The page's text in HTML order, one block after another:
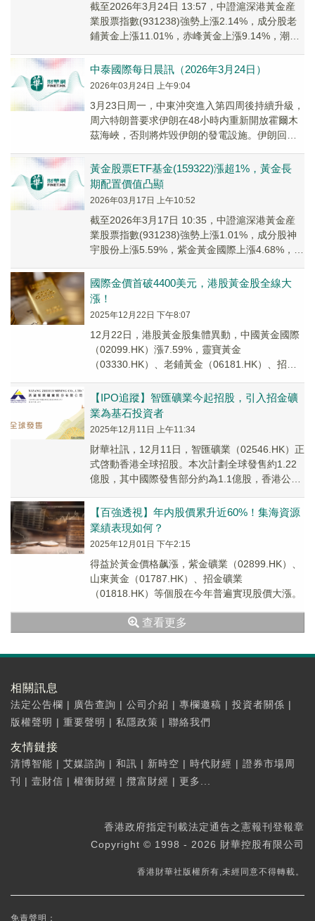
截至2026年3月24日 13:57，中證滬深港黃金産
業股票指數(931238)強勢上漲2.14%，成分股老
鋪黃金上漲11.01%，赤峰黃金上漲9.14%，潮宏
中泰國際每日晨訊（2026年3月24日）
2026年03月24日 上午9:04
3月23日周一，中東沖突進入第四周後持續升級，
周六特朗普要求伊朗在48小時内重新開放霍爾木
茲海峽，否則將炸毀伊朗的發電設施。伊朗回應
峽，並...
黃金股票ETF基金(159322)漲超1%，黃金長
期配置價值凸顯
2026年03月17日 上午10:52
截至2026年3月17日 10:35，中證滬深港黃金産
業股票指數(931238)強勢上漲1.01%，成分股神
宇股份上漲5.59%，紫金黃金國際上漲4.68%，赤
國際金價首破4400美元，港股黃金股全線大
漲！
2025年12月22日 下午8:07
12月22日，港股黃金股集體異動，中國黃金國際
（02099.HK）漲7.59%，靈寶黃金
（03330.HK）、老鋪黃金（06181.HK）、招金
【IPO追蹤】智匯礦業今起招股，引入招金礦
業為基石投資者
2025年12月11日 上午11:34
財華社訊，12月11日，智匯礦業（02546.HK）正
式啓動香港全球招股。本次計劃全球發售約1.22
億股，其中國際發售部分約為1.1億股，香港公開
【百強透視】年内股價累升近60%！集海資源
業績表現如何？
2025年12月01日 下午2:15
得益於黃金價格飙漲，紫金礦業（02899.HK）、
山東黃金（01787.HK）、招金礦業
（01818.HK）等個股在今年普遍實現股價大漲。
查看更多
相關訊息
法定公告欄 | 廣告查詢 | 公司介紹 | 專欄邀稿 | 投資者關係 |
版權聲明 | 重要聲明 | 私隱政策 | 聯絡我們
友情鏈接
清博智能 | 艾媒諮詢 | 和訊 | 新時空 | 時代財經 | 證券市場周
刊
| 壹財信 | 權衡財經 | 攬富財經 | 更多...
香港政府指定刊載法定通告之憲報刊登報章
Copyright © 1998 - 2026 財華控股有限公司
香港財華社版權所有,未經同意不得轉載。
免責聲明：